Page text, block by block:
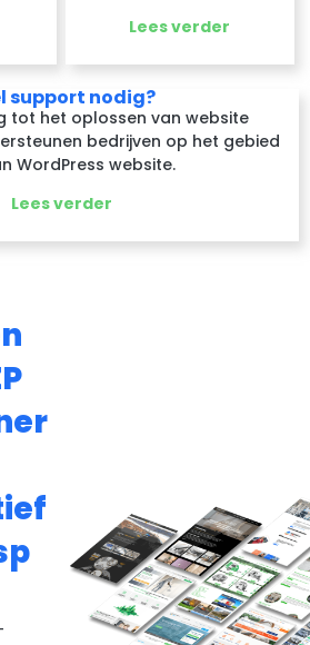
Lees verder
support nodig?
tot het oplossen van website
bedrijven op het gebied
WordPress website.
Lees verder